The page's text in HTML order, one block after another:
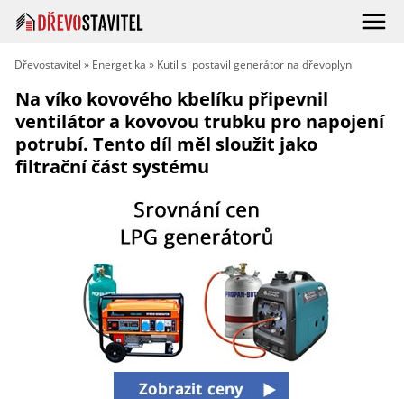
Dřevostavitel » Energetika » Kutil si postavil generátor na dřevoplyn
Na víko kovového kbelíku připevnil
ventilátor a kovovou trubku pro napojení
potrubí. Tento díl měl sloužit jako
filtrační část systému